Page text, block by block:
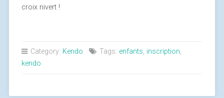
croix nivert !
Category: Kendo Tags: enfants, inscription,
kendo